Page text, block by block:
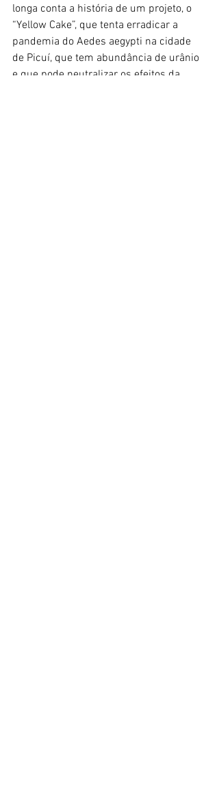
longa conta a história de um projeto, o
“Yellow Cake”, que tenta erradicar a
pandemia do Aedes aegypti na cidade
de Picuí, que tem abundância de urânio
e que pode neutralizar os efeitos da